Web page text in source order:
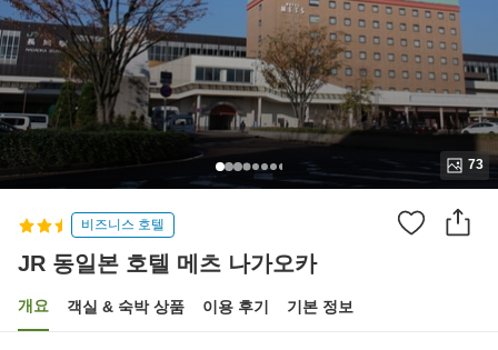
73
비즈니스 호텔
JR 동일본 호텔 메츠 나가오카
개요 객실 & 숙박 상품 이용 후기 기본 정보